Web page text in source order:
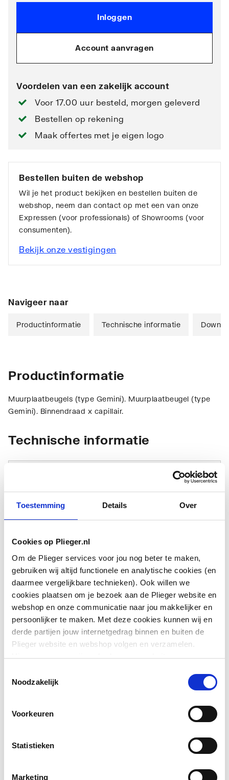
Toestemming Details Over
Cookies op Plieger.nl
Om de Plieger services voor jou nog beter te maken,
gebruiken wij altijd functionele en analytische cookies (en
daarmee vergelijkbare technieken). Ook willen we
cookies plaatsen om je bezoek aan de Plieger website en
webshop en onze communicatie naar jou makkelijker en
persoonlijker te maken. Met deze cookies kunnen wij en
derde partijen jouw internetgedrag binnen en buiten de
Plieger website en webshop volgen en verzamelen.
Hiermee passen wij en derden onze website, app,
We slaan je cookievoorkeur op in je browser.
Noodzakelijk
Voorkeuren
Statistieken
Marketing
Inloggen
Account aanvragen
Voordelen van een zakelijk account
Voor 17.00 uur besteld, morgen geleverd
Bestellen op rekening
Maak offertes met je eigen logo
Bestellen buiten de webshop
Wil je het product bekijken en bestellen buiten de
webshop, neem dan contact op met een van onze
Expressen (voor professionals) of Showrooms (voor
consumenten).
Bekijk onze vestigingen
Navigeer naar
Productinformatie Technische informatie
Productinformatie
Muurplaatbeugels (type Gemini). Muurplaatbeugel (type
Gemini). Binnendraad x capillair.
Technische informatie
Systeemgebonden Nee
Materiaal behuizing Messing
Materiaal behuizing Messing
Materiaalkwaliteit Overig
Oppervlaktebeschermin
Onbehandeld
Uitwendige
Draadmaat
Toon meer
Downloads
3 MB
246 KB